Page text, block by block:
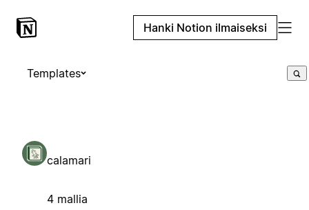
Hanki Notion ilmaiseksi
Templates
calamari
4 mallia